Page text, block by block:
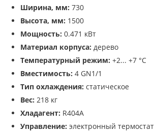
Ширина, мм: 730
Высота, мм: 1500
Мощность: 0.471 кВт
Материал корпуса: дерево
Температурный режим: +2... +7 °C
Вместимость: 4 GN1/1
Тип охлаждения: статическое
Вес: 218 кг
Хладагент: R404A
Управление: электронный термостат